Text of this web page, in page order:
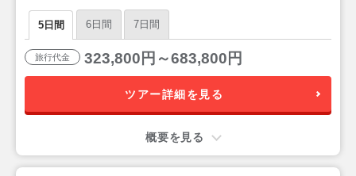
プラド美術館にも徒歩圏内 マドリード5日間
5日間 6日間 7日間
旅行代金 323,800円～683,800円
ツアー詳細を見る
概要を見る